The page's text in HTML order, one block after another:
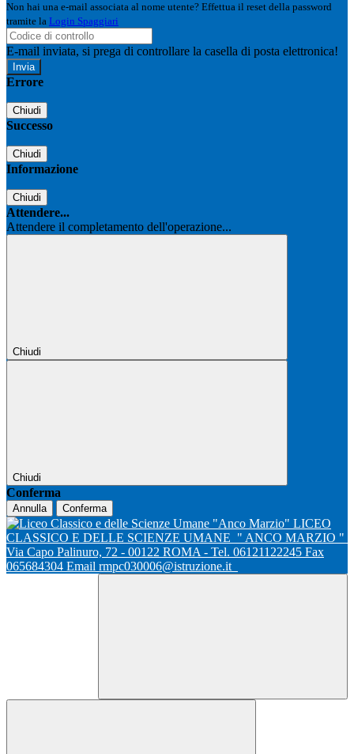
Non hai una e-mail associata al nome utente? Effettua il reset della password
tramite la Login Spaggiari
E-mail inviata, si prega di controllare la casella di posta elettronica!
Errore
Chiudi
Successo
Chiudi
Informazione
Chiudi
Attendere...
Attendere il completamento dell'operazione...
Chiudi
Chiudi
Conferma
Annulla Conferma
LICEO
CLASSICO E DELLE SCIENZE UMANE " ANCO MARZIO "
Via Capo Palinuro, 72 - 00122 ROMA - Tel. 06121122245 Fax
065684304 Email rmpc030006@istruzione.it